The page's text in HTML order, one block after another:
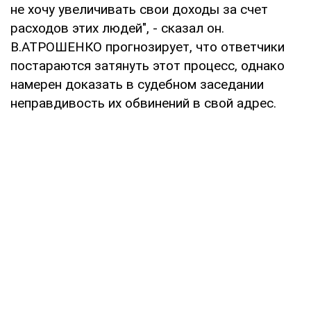
не хочу увеличивать свои доходы за счет
расходов этих людей", - сказал он.
В.АТРОШЕНКО прогнозирует, что ответчики
постараются затянуть этот процесс, однако
намерен доказать в судебном заседании
неправдивость их обвинений в свой адрес.